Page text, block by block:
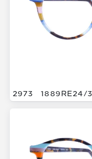
2973 1889RE24/